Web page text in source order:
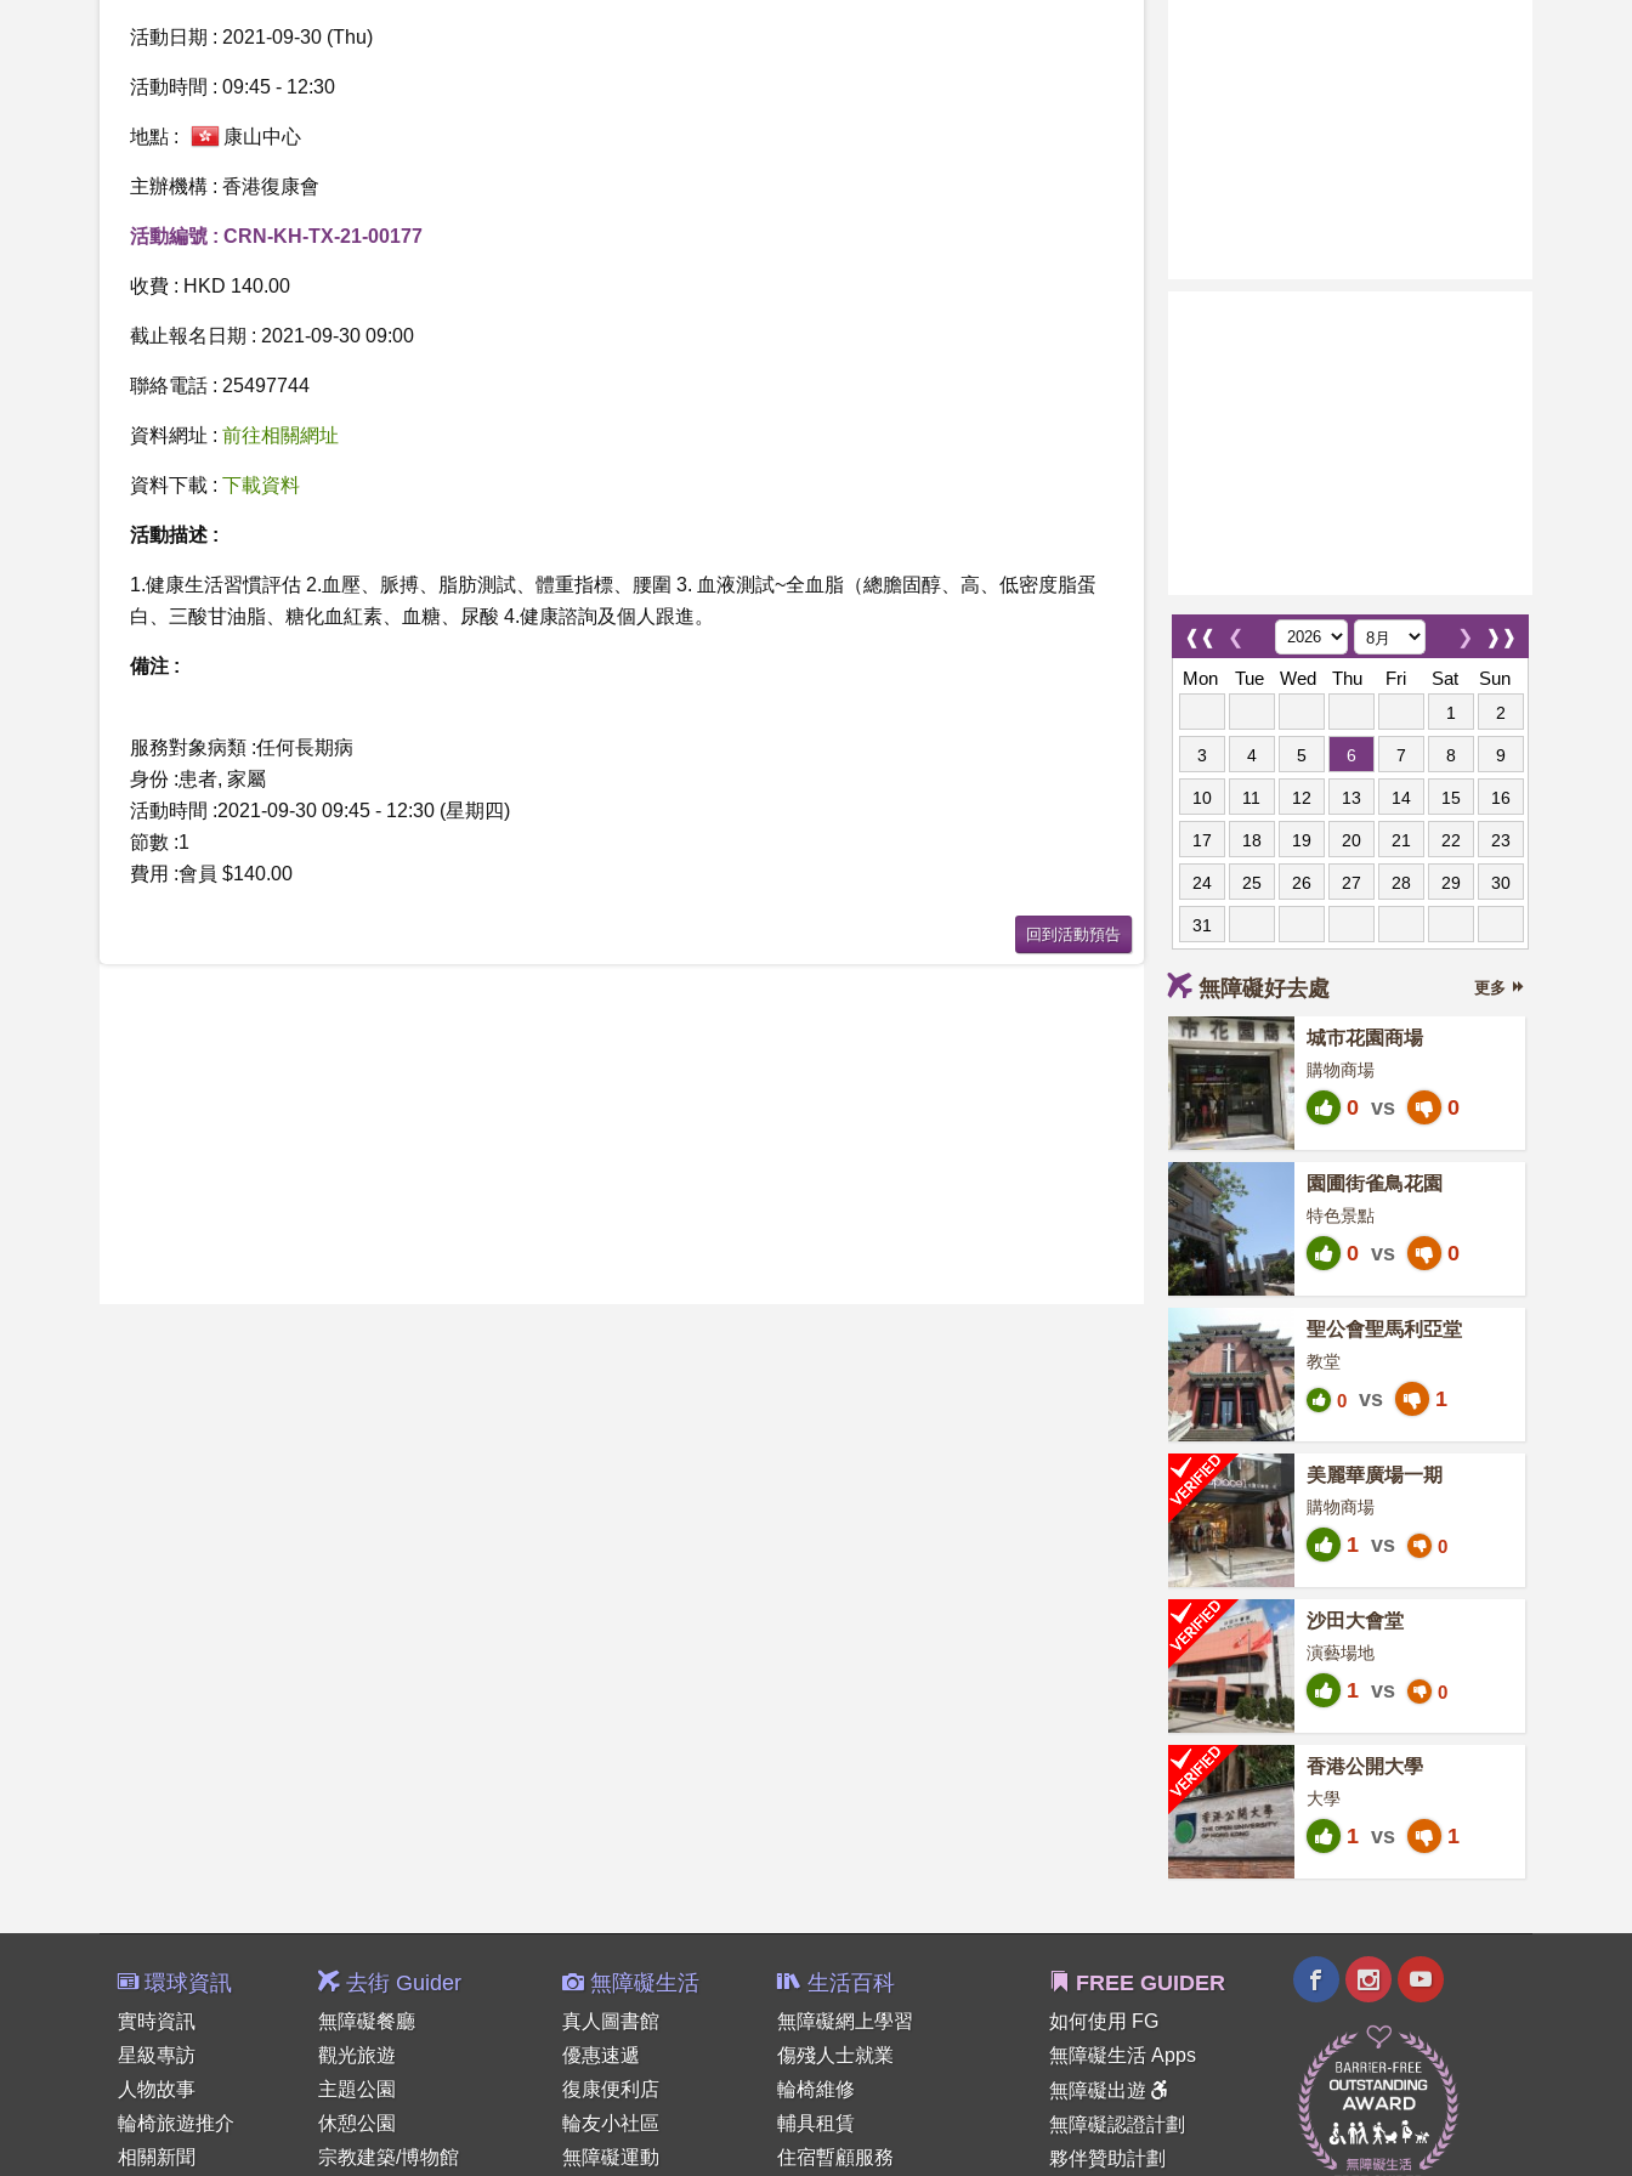
活動日期 : 2021-09-30 (Thu)
活動時間 : 09:45 - 12:30
地點 : 康山中心
主辦機構 : 香港復康會
活動編號 : CRN-KH-TX-21-00177
收費 : HKD 140.00
截止報名日期 : 2021-09-30 09:00
聯絡電話 : 25497744
資料網址 : 前往相關網址
資料下載 : 下載資料
活動描述 :
1.健康生活習慣評估 2.血壓、脈搏、脂肪測試、體重指標、腰圍 3. 血液測試~全血脂（總膽固醇、高、低密度脂蛋
白、三酸甘油脂、糖化血紅素、血糖、尿酸 4.健康諮詢及個人跟進。
備注 :
服務對象病類 :任何長期病
身份 :患者, 家屬
活動時間 :2021-09-30 09:45 - 12:30 (星期四)
節數 :1
費用 :會員 $140.00
❰❰ ❮ ❱❱
❯
Mon
Tue Wed Thu Fri Sat Sun
1 2
3 4 5 6 7 8 9
10 11 12 13 14 15 16
17 18 19 20 21 22 23
24 25 26 27 28 29 30
31
無障礙好去處 更多
城市花園商場
購物商場
0 vs 0
園圃街雀鳥花園
特色景點
0 vs 0
聖公會聖馬利亞堂
教堂
0 vs 1
美麗華廣場一期
購物商場
1 vs 0
沙田大會堂
演藝場地
1 vs 0
香港公開大學
大學
1 vs 1
環球資訊
實時資訊
星級專訪
人物故事
輪椅旅遊推介
相關新聞
去街 Guider
無障礙餐廳
觀光旅遊
主題公園
休憩公園
宗教建築/博物館
無障礙生活
真人圖書館
優惠速遞
復康便利店
輪友小社區
無障礙運動
生活百科
無障礙網上學習
傷殘人士就業
輪椅維修
輔具租賃
住宿暫顧服務
FREE GUIDER
如何使用 FG
無障礙生活 Apps
無障礙出遊
無障礙認證計劃
夥伴贊助計劃